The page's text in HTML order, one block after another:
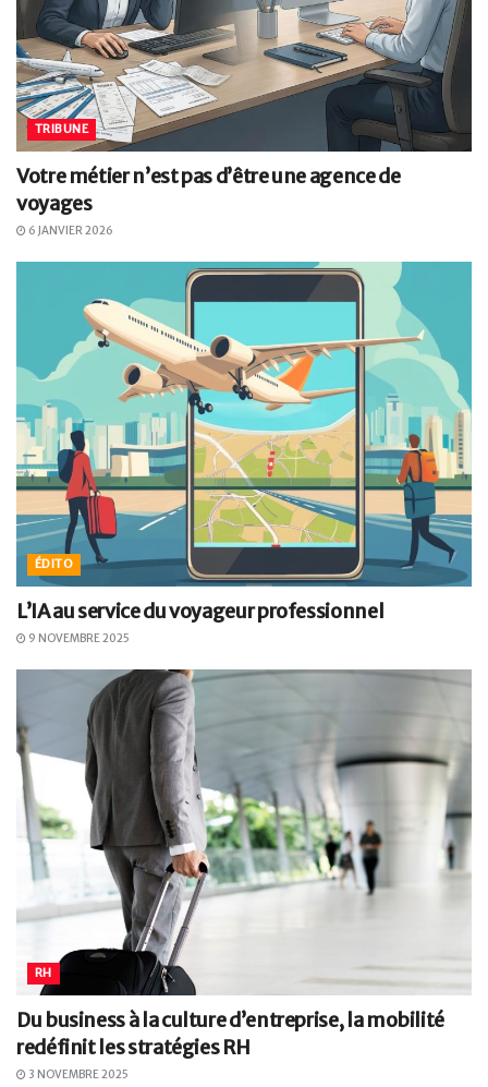
TRIBUNE
Votre métier n’est pas d’être une agence de
voyages
6 JANVIER 2026
ÉDITO
L’IA au service du voyageur professionnel
9 NOVEMBRE 2025
RH
Du business à la culture d’entreprise, la mobilité
redéfinit les stratégies RH
3 NOVEMBRE 2025